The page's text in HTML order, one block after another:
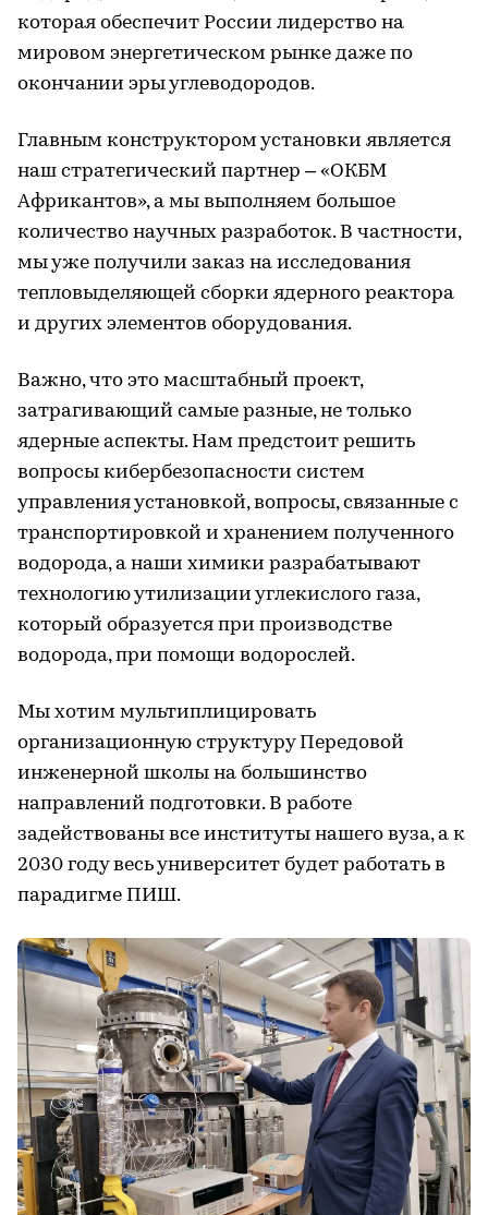
которая обеспечит России лидерство на
мировом энергетическом рынке даже по
окончании эры углеводородов.
Главным конструктором установки является
наш стратегический партнер – «ОКБМ
Африкантов», а мы выполняем большое
количество научных разработок. В частности,
мы уже получили заказ на исследования
тепловыделяющей сборки ядерного реактора
и других элементов оборудования.
Важно, что это масштабный проект,
затрагивающий самые разные, не только
ядерные аспекты. Нам предстоит решить
вопросы кибербезопасности систем
управления установкой, вопросы, связанные с
транспортировкой и хранением полученного
водорода, а наши химики разрабатывают
технологию утилизации углекислого газа,
который образуется при производстве
водорода, при помощи водорослей.
Мы хотим мультиплицировать
организационную структуру Передовой
инженерной школы на большинство
направлений подготовки. В работе
задействованы все институты нашего вуза, а к
2030 году весь университет будет работать в
парадигме ПИШ.